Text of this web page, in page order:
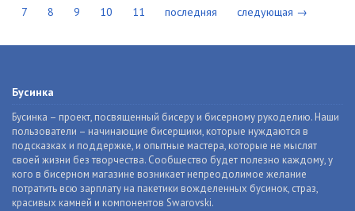
7
8 9 10 11 последняя следующая →
Бусинка
Бусинка – проект, посвященный бисеру и бисерному рукоделию. Наши
пользователи – начинающие бисерщики, которые нуждаются в
подсказках и поддержке, и опытные мастера, которые не мыслят
своей жизни без творчества. Сообщество будет полезно каждому, у
кого в бисерном магазине возникает непреодолимое желание
потратить всю зарплату на пакетики вожделенных бусинок, страз,
красивых камней и компонентов Swarovski.